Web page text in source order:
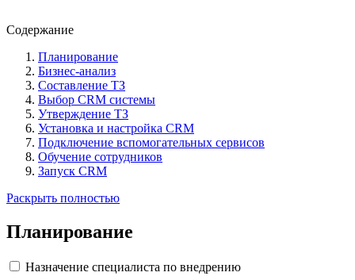
Содержание
Планирование
Бизнес-анализ
Составление ТЗ
Выбор CRM системы
Утверждение ТЗ
Установка и настройка CRM
Подключение вспомогательных сервисов
Обучение сотрудников
Запуск CRM
Раскрыть полностью
Планирование
Назначение специалиста по внедрению